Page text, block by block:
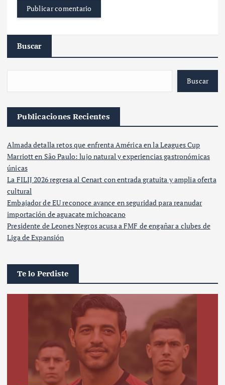
Buscar
Buscar
Publicaciones Recientes
Almada detalla retos que enfrenta América en la Leagues Cup
Marriott en São Paulo: lujo natural y experiencias gastronómicas
únicas
La FILIJ 2026 regresa al Cenart con entrada gratuita y amplia oferta
cultural
Embajador de EU reconoce avance en seguridad para reanudar
importación de aguacate michoacano
Presidente de Leones Negros acusa a FMF de engañar a clubes de
Liga de Expansión
Te lo Perdiste